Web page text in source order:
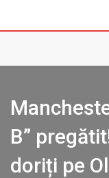
B”
doriți pe